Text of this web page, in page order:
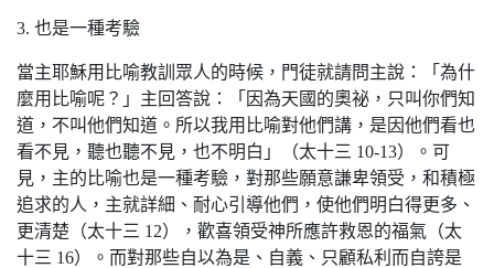
3. 也是一種考驗
當主耶穌用比喻教訓眾人的時候，門徒就請問主說：「為什
麼用比喻呢？」主回答說：「因為天國的奧祕，只叫你們知
道，不叫他們知道。所以我用比喻對他們講，是因他們看也
看不見，聽也聽不見，也不明白」（太十三 10-13）。可
見，主的比喻也是一種考驗，對那些願意謙卑領受，和積極
追求的人，主就詳細、耐心引導他們，使他們明白得更多、
更清楚（太十三 12），歡喜領受神所應許救恩的福氣（太
十三 16）。而對那些自以為是、自義、只顧私利而自誇是